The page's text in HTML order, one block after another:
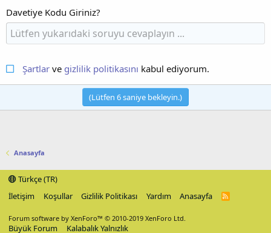
Davetiye Kodu Giriniz?
Şartlar ve gizlilik politikasını kabul ediyorum.
(Lütfen 6saniye bekleyin.)
Anasayfa
Türkçe (TR)
İletişim
Koşullar Gizlilik Politikası Yardım Anasayfa
R
Forum software by XenForo™ © 2010-2019 XenForo Ltd.
Büyük Forum Kalabalık Yalnızlık